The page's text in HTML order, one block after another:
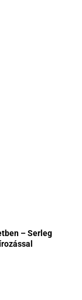
– Serleg